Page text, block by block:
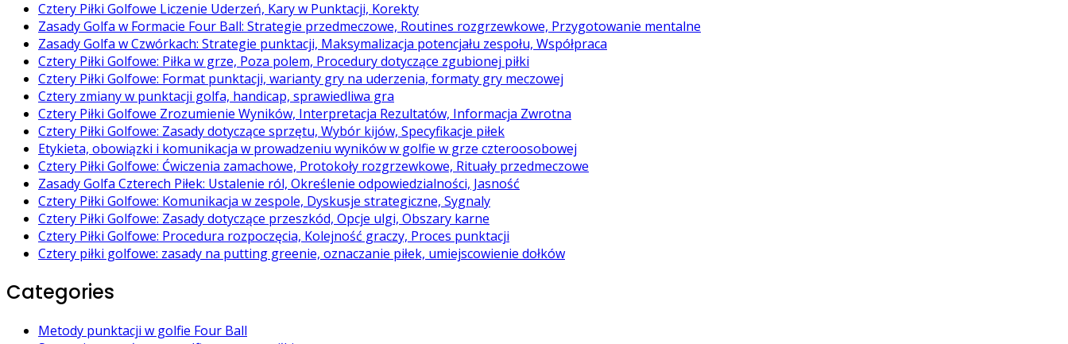
Cztery Piłki Golfowe Liczenie Uderzeń, Kary w Punktacji, Korekty
Zasady Golfa w Formacie Four Ball: Strategie przedmeczowe, Routines rozgrzewkowe, Przygotowanie mentalne
Zasady Golfa w Czwórkach: Strategie punktacji, Maksymalizacja potencjału zespołu, Współpraca
Cztery Piłki Golfowe: Piłka w grze, Poza polem, Procedury dotyczące zgubionej piłki
Cztery Piłki Golfowe: Format punktacji, warianty gry na uderzenia, formaty gry meczowej
Cztery zmiany w punktacji golfa, handicap, sprawiedliwa gra
Cztery Piłki Golfowe Zrozumienie Wyników, Interpretacja Rezultatów, Informacja Zwrotna
Cztery Piłki Golfowe: Zasady dotyczące sprzętu, Wybór kijów, Specyfikacje piłek
Etykieta, obowiązki i komunikacja w prowadzeniu wyników w golfie w grze czteroosobowej
Cztery Piłki Golfowe: Ćwiczenia zamachowe, Protokoły rozgrzewkowe, Rituały przedmeczowe
Zasady Golfa Czterech Piłek: Ustalenie ról, Określenie odpowiedzialności, Jasność
Cztery Piłki Golfowe: Komunikacja w zespole, Dyskusje strategiczne, Sygnaly
Cztery Piłki Golfowe: Zasady dotyczące przeszkód, Opcje ulgi, Obszary karne
Cztery Piłki Golfowe: Procedura rozpoczęcia, Kolejność graczy, Proces punktacji
Cztery piłki golfowe: zasady na putting greenie, oznaczanie piłek, umiejscowienie dołków
Categories
Metody punktacji w golfie Four Ball